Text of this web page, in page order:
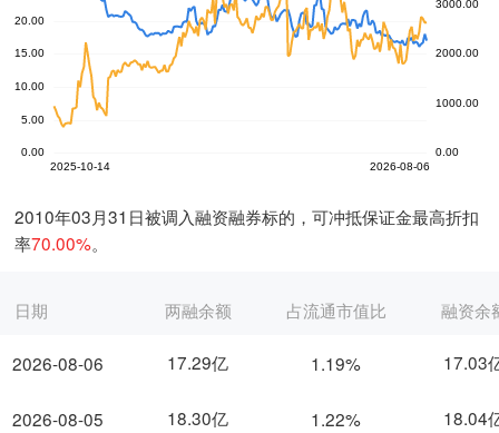
2010年03月31日被调入融资融券标的，可冲抵保证金最高折扣
率70.00%。
日期
2026-08-06
2026-08-05
两融余额 占流通市值比 融资余
17.29亿 1.19% 17.03
18.30亿 1.22% 18.04